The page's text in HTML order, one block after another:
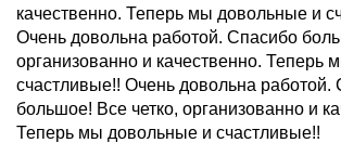
качественно. Теперь мы довольные и
Очень довольна работой. Спасибо
организованно и качественно. Теперь
счастливые!! Очень довольна работой.
большое! Все четко, организованно и
Теперь мы довольные и счастливые!!